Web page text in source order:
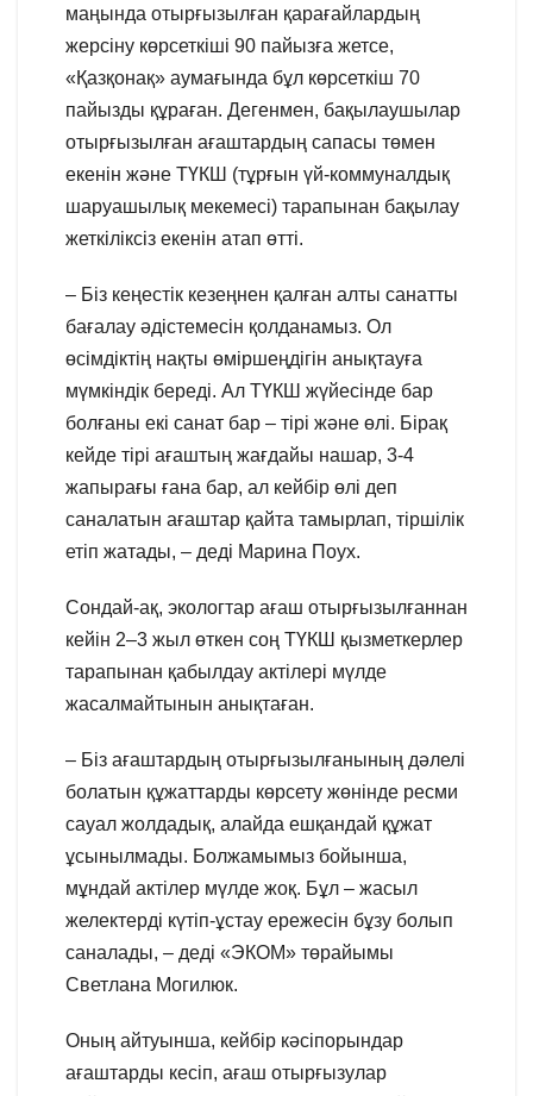
маңында отырғызылған қарағайлардың
жерсіну көрсеткіші 90 пайызға жетсе,
«Қазқонақ» аумағында бұл көрсеткіш 70
пайызды құраған. Дегенмен, бақылаушылар
отырғызылған ағаштардың сапасы төмен
екенін және ТҮКШ (тұрғын үй-коммуналдық
шаруашылық мекемесі) тарапынан бақылау
жеткіліксіз екенін атап өтті.
– Біз кеңестік кезеңнен қалған алты санатты
бағалау әдістемесін қолданамыз. Ол
өсімдіктің нақты өміршеңдігін анықтауға
мүмкіндік береді. Ал ТҮКШ жүйесінде бар
болғаны екі санат бар – тірі және өлі. Бірақ
кейде тірі ағаштың жағдайы нашар, 3-4
жапырағы ғана бар, ал кейбір өлі деп
саналатын ағаштар қайта тамырлап, тіршілік
етіп жатады, – деді Марина Поух.
Сондай-ақ, экологтар ағаш отырғызылғаннан
кейін 2–3 жыл өткен соң ТҮКШ қызметкерлер
тарапынан қабылдау актілері мүлде
жасалмайтынын анықтаған.
– Біз ағаштардың отырғызылғанының дәлелі
болатын құжаттарды көрсету жөнінде ресми
сауал жолдадық, алайда ешқандай құжат
ұсынылмады. Болжамымыз бойынша,
мұндай актілер мүлде жоқ. Бұл – жасыл
желектерді күтіп-ұстау ережесін бұзу болып
саналады, – деді «ЭКОМ» төрайымы
Светлана Могилюк.
Оның айтуынша, кейбір кәсіпорындар
ағаштарды кесіп, ағаш отырғызулар